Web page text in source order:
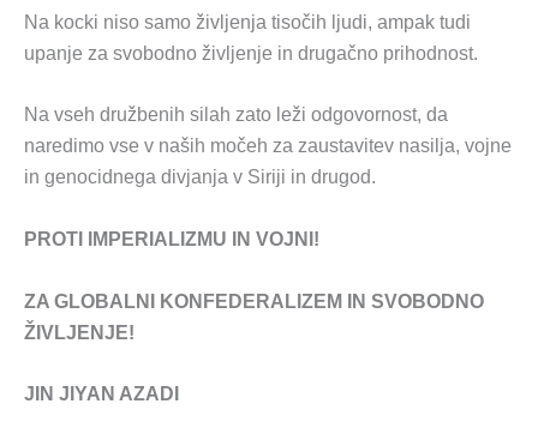
Na kocki niso samo življenja tisočih ljudi, ampak tudi
upanje za svobodno življenje in drugačno prihodnost.
Na vseh družbenih silah zato leži odgovornost, da
naredimo vse v naših močeh za zaustavitev nasilja, vojne
in genocidnega divjanja v Siriji in drugod.
PROTI IMPERIALIZMU IN VOJNI!
ZA GLOBALNI KONFEDERALIZEM IN SVOBODNO
ŽIVLJENJE!
JIN JIYAN AZADI